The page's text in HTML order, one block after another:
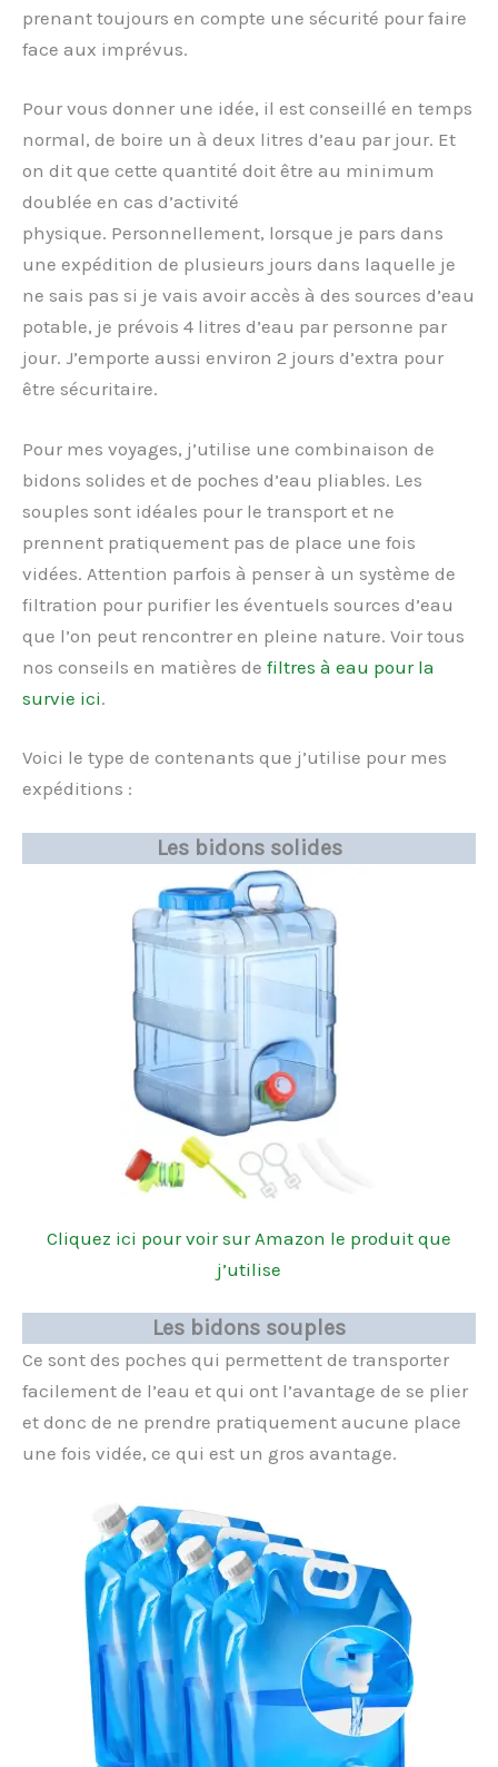
prenant toujours en compte une sécurité pour faire
face aux imprévus.
Pour vous donner une idée, il est conseillé en temps
normal, de boire un à deux litres d’eau par jour. Et
on dit que cette quantité doit être au minimum
doublée en cas d’activité
physique. Personnellement, lorsque je pars dans
une expédition de plusieurs jours dans laquelle je
ne sais pas si je vais avoir accès à des sources d’eau
potable, je prévois 4 litres d’eau par personne par
jour. J’emporte aussi environ 2 jours d’extra pour
être sécuritaire.
Pour mes voyages, j’utilise une combinaison de
bidons solides et de poches d’eau pliables. Les
souples sont idéales pour le transport et ne
prennent pratiquement pas de place une fois
vidées. Attention parfois à penser à un système de
filtration pour purifier les éventuels sources d’eau
que l’on peut rencontrer en pleine nature. Voir tous
nos conseils en matières de filtres à eau pour la
survie ici.
Voici le type de contenants que j’utilise pour mes
expéditions :
Les bidons solides
Cliquez ici pour voir sur Amazon le produit que
j’utilise
Les bidons souples
Ce sont des poches qui permettent de transporter
facilement de l’eau et qui ont l’avantage de se plier
et donc de ne prendre pratiquement aucune place
une fois vidée, ce qui est un gros avantage.